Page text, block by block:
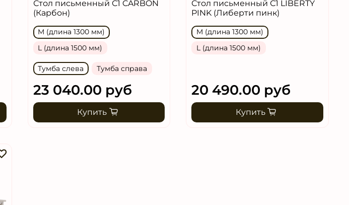
Стол письменный С1 CARBON
(Карбон)
M (длина 1300 мм)
L (длина 1500 мм)
Тумба слева Тумба справа
23 040.00 руб
Купить
Стол письменный С1 LIBERTY
PINK (Либерти пинк)
M (длина 1300 мм)
L (длина 1500 мм)
20 490.00 руб
Купить